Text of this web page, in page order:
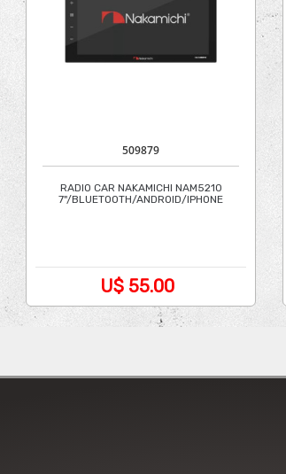
509879
RADIO CAR NAKAMICHI NAM5210
7"/BLUETOOTH/ANDROID/IPHONE
U$ 55.00